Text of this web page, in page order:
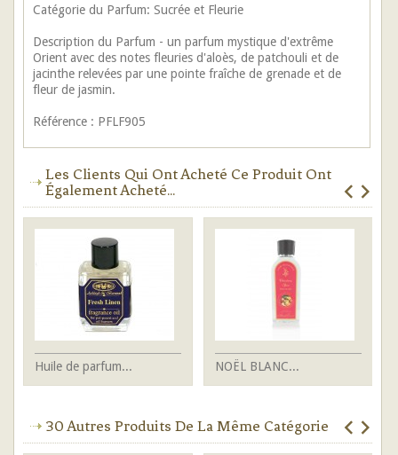
Catégorie du Parfum: Sucrée et Fleurie
Description du Parfum - un parfum mystique d'extrême
Orient avec des notes fleuries d'aloès, de patchouli et de
jacinthe relevées par une pointe fraîche de grenade et de
fleur de jasmin.
Référence : PFLF905
Les Clients Qui Ont Acheté Ce Produit Ont
Également Acheté...
Huile de parfum... NOËL BLANC...
30 Autres Produits De La Même Catégorie